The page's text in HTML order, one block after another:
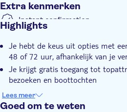
Extra kenmerken
Instant confirmation
Highlights
Je hebt de keus uit opties met
48 of 72 uur, afhankelijk van je
Je krijgt gratis toegang tot
bezoeken en boottochten
Je ontdekt het kasteel van de
iconische bezienswaardigheid
Lees meer
Goed om te weten